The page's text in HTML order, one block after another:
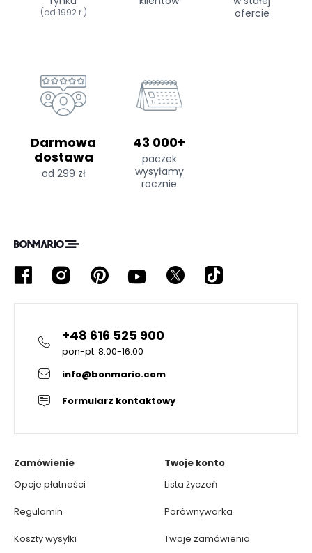
(od 1992 r.)
ofercie
Darmowa
dostawa
od 299 zł
43 000+
paczek
wysyłamy
rocznie
+48 616 525 900
pon-pt: 8:00-16:00
info@bonmario.com
Formularz kontaktowy
Zamówienie
Opcje płatności
Regulamin
Koszty wysyłki
Twoje konto
Lista życzeń
Porównywarka
Twoje zamówienia